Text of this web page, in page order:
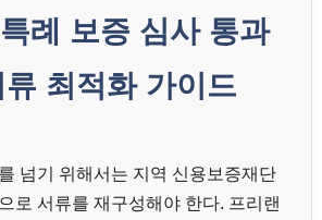
례 보증 심사 통과
최적화 가이드
넘기 위해서는 지역 신용보증재단
로 서류를 재구성해야 한다. 프리랜